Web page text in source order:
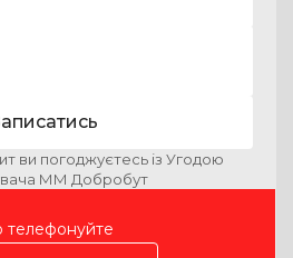
ви погоджуєтесь із Угодою
ММ Добробут
телефонуйте